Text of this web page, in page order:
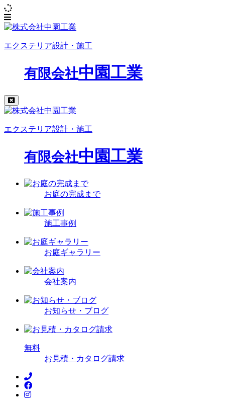
エクステリア設計・施工
有限会社中園工業
エクステリア設計・施工
有限会社中園工業
お庭の完成まで
施工事例
お庭ギャラリー
会社案内
お知らせ・ブログ
無料
お見積・カタログ請求